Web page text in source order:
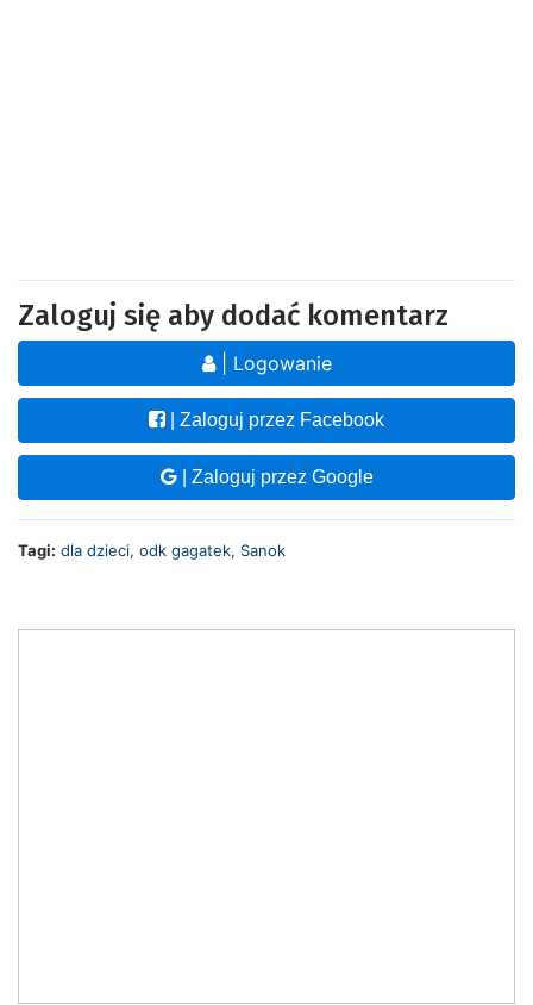
Zaloguj się aby dodać komentarz
| Logowanie
| Zaloguj przez Facebook
| Zaloguj przez Google
Tagi: dla dzieci, odk gagatek, Sanok